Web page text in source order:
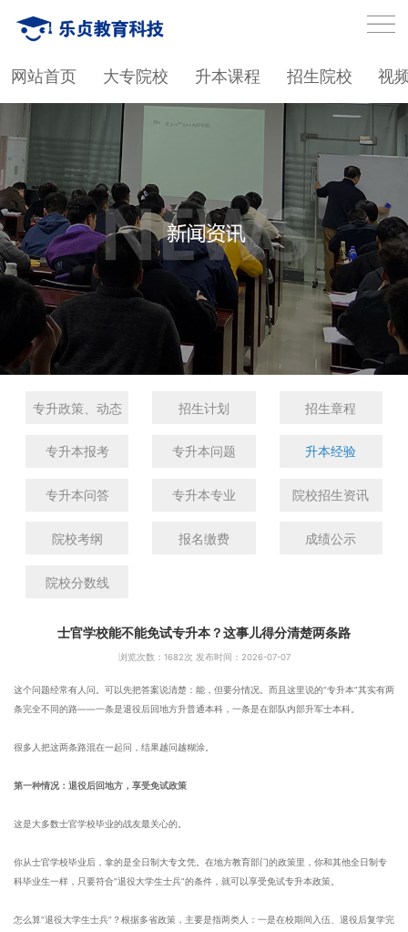
网站首页 大专院校 升本课程 招生院校 视
专升政策、动态 招生计划 招生章程
专升本报考 专升本问题 升本经验
专升本问答 专升本专业 院校招生资讯
院校考纲 报名缴费 成绩公示
院校分数线
士官学校能不能免试专升本？这事儿得分清楚两条路
浏览次数： 1682次 发布时间：2026-07-07
这个问题经常有人问。可以先把答案说清楚：能，但要分情况。而且这里说的“专升本”其实有两
条完全不同的路——一条是退役后回地方升普通本科，一条是在部队内部升军士本科。
很多人把这两条路混在一起问，结果越问越糊涂。
第一种情况：退役后回地方，享受免试政策
这是大多数士官学校毕业的战友最关心的。
你从士官学校毕业后，拿的是全日制大专文凭。在地方教育部门的政策里，你和其他全日制专
科毕业生一样，只要符合“退役大学生士兵”的条件，就可以享受免试专升本政策。
怎么算“退役大学生士兵”？根据多省政策，主要是指两类人：一是在校期间入伍、退役后复学完